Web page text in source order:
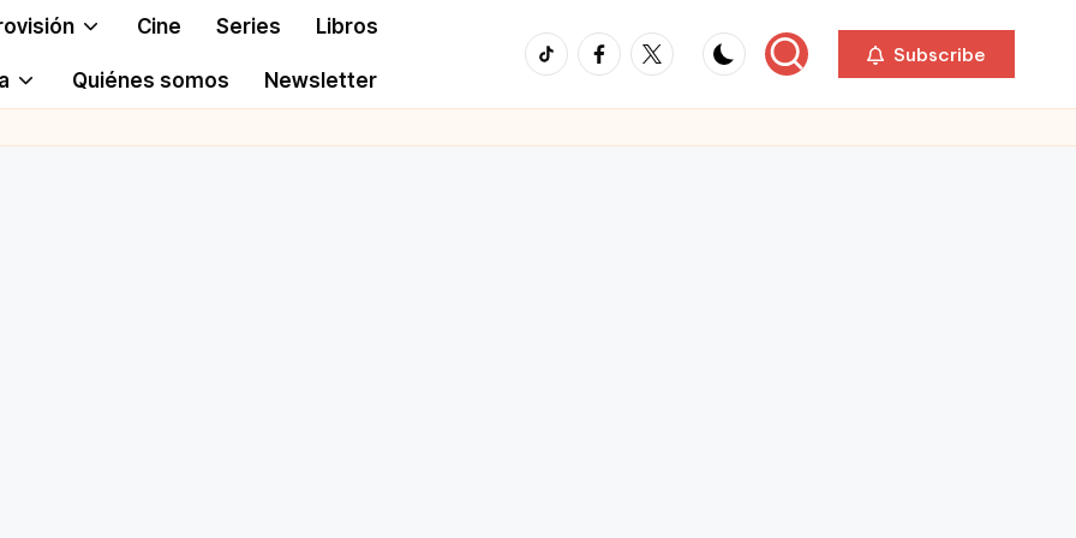
Cine Series Libros
Quiénes somos Newsletter
TikTokFacebook
Twitter Subscribe